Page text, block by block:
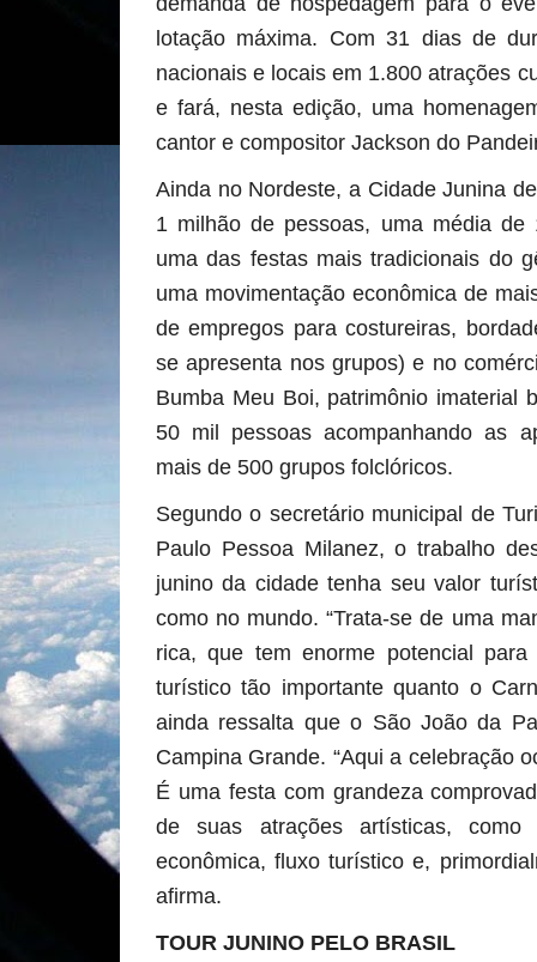
lotação máxima. Com 31 dias de
nacionais e locais em 1.800 atrações
e fará, nesta edição, uma
cantor e compositor Jackson do
Ainda no Nordeste, a Cidade Junina
1 milhão de pessoas, uma média
uma das festas mais tradicionais do
uma movimentação econômica de
de empregos para costureiras,
se apresenta nos grupos) e no
Bumba Meu Boi, patrimônio imaterial
50 mil pessoas acompanhando as
mais de 500 grupos folclóricos.
Segundo o secretário municipal de
Paulo Pessoa Milanez, o trabalho
junino da cidade tenha seu valor
como no mundo. “Trata-se de uma
rica, que tem enorme potencial
turístico tão importante quanto o
ainda ressalta que o São João da
Campina Grande. “Aqui a celebração
É uma festa com grandeza
de suas atrações artísticas, como
econômica, fluxo turístico e,
afirma.
TOUR JUNINO PELO BRASIL